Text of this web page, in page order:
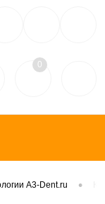
0
A3-Dent.ru •